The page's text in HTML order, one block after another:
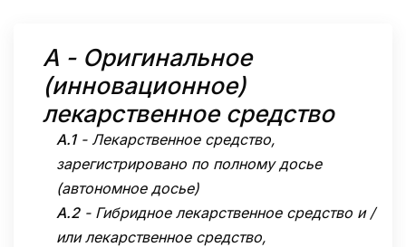
A - Оригинальное
(инновационное)
лекарственное средство
A.1- Лекарственное средство,
зарегистрировано по полному досье
(автономное досье)
A.2- Гибридное лекарственное средство и /
или лекарственное средство,